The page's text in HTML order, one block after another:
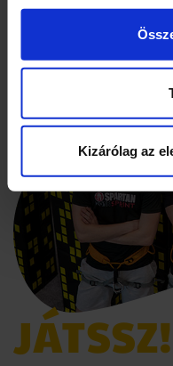
Kizárólag az
JÁTSSZ!